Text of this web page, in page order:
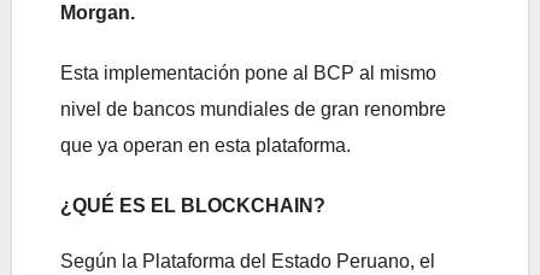
Morgan.
Esta implementación pone al BCP al mismo
nivel de bancos mundiales de gran renombre
que ya operan en esta plataforma.
¿QUÉ ES EL BLOCKCHAIN?
Según la Plataforma del Estado Peruano, el